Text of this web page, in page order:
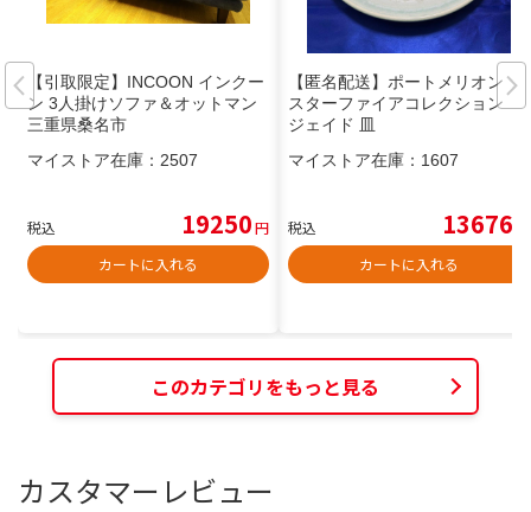
【引取限定】INCOON インクー
ン 3人掛けソファ＆オットマン
三重県桑名市
マイストア在庫： 2507
税込 19250円
カートに入れる
【匿名配送】ポートメリオン
スターファイアコレクション
ジェイド 皿
マイストア在庫： 1607
税込 13676
カートに入れる
このカテゴリをもっと見る
カスタマーレビュー